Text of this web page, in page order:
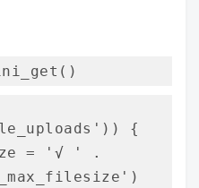
ini_get()
{
= '
√ ' .